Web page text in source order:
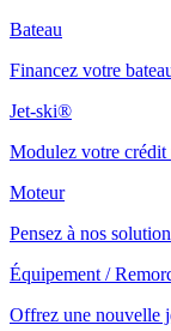
Bateau
Financez votre
Jet-ski®
Modulez votre crédit
Moteur
Pensez à nos
Équipement /
Offrez une nouvelle